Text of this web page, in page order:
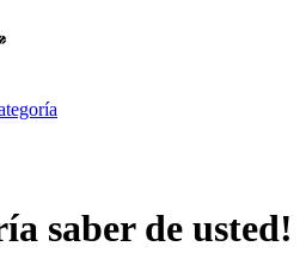
saber de usted!